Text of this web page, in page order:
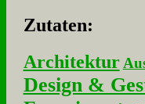
Zu­ta­ten:
Architektur
Design &